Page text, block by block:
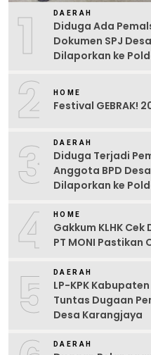
1 DAERAH
Diduga Ada
Dokumen SPJ
Dilaporkan ke
2 HOME
Festival GEBRAK!
3 DAERAH
Diduga Terjadi
Anggota BPD
Dilaporkan ke
4 HOME
Gakkum KLHK
PT MONI Pastikan
5 DAERAH
LP-KPK
Tuntas Dugaan
Desa Karangjaya
DAERAH